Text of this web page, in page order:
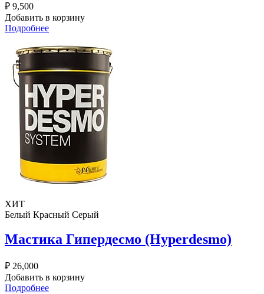
₽ 9,500
Добавить в корзину
Подробнее
ХИТ
Белый Красный Серый
Мастика Гипердесмо (Hyperdesmo)
₽ 26,000
Добавить в корзину
Подробнее